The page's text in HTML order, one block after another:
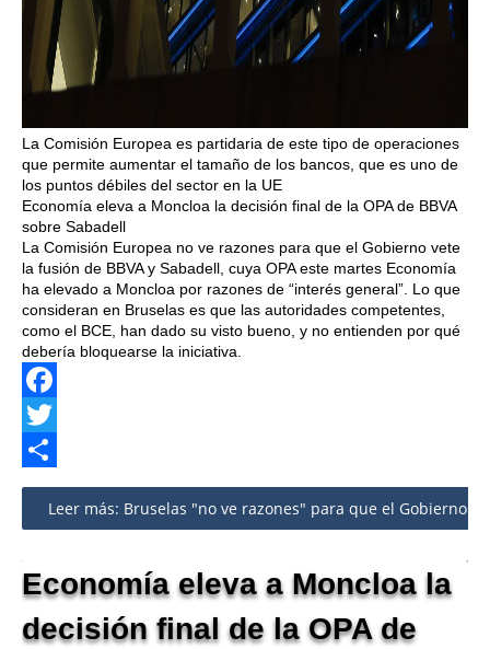
La Comisión Europea es partidaria de este tipo de operaciones
que permite aumentar el tamaño de los bancos, que es uno de
los puntos débiles del sector en la UE
Economía eleva a Moncloa la decisión final de la OPA de BBVA
sobre Sabadell
La Comisión Europea no ve razones para que el Gobierno vete
la fusión de BBVA y Sabadell, cuya OPA este martes Economía
ha elevado a Moncloa por razones de “interés general”. Lo que
consideran en Bruselas es que las autoridades competentes,
como el BCE, han dado su visto bueno, y no entienden por qué
debería bloquearse la iniciativa.
Facebook
Twitter
Share
Leer más: Bruselas "no ve razones" para que el Gobierno
Economía eleva a Moncloa la
decisión final de la OPA de